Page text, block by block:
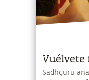
Vuélvete
Sadhguru